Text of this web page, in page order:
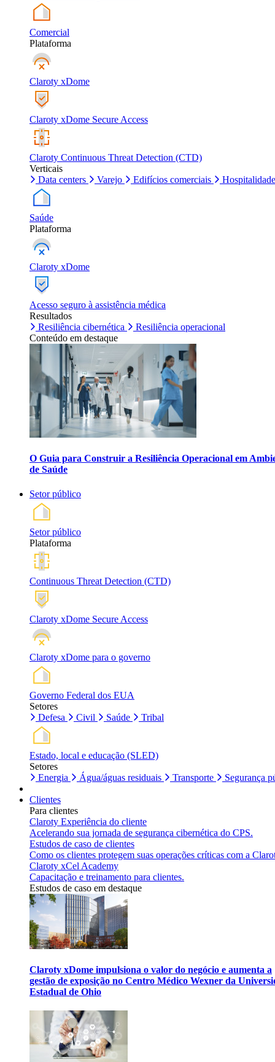
Comercial
Plataforma
Claroty xDome
Claroty xDome Secure Access
Claroty Continuous Threat Detection (CTD)
Verticais
Data centers
Varejo Edifícios comerciais Hospitalidade
Saúde
Plataforma
Claroty xDome
Acesso seguro à assistência médica
Resultados
Resiliência cibernética
Resiliência operacional
Conteúdo em destaque
O Guia para Construir a Resiliência Operacional em
de Saúde
Setor público
Setor público
Plataforma
Continuous Threat Detection (CTD)
Claroty xDome Secure Access
Claroty xDome para o governo
Governo Federal dos EUA
Setores
Defesa
Civil Saúde Tribal
Estado, local e educação (SLED)
Setores
Energia
Água/águas residuais Transporte Segurança
Clientes
Para clientes
Claroty Experiência do cliente
Acelerando sua jornada de segurança cibernética do CPS.
Estudos de caso de clientes
Como os clientes protegem suas operações críticas com a
Claroty xCel Academy
Capacitação e treinamento para clientes.
Estudos de caso em destaque
Claroty xDome impulsiona o valor do negócio e aumenta a
gestão de exposição no Centro Médico Wexner da
Estadual de Ohio